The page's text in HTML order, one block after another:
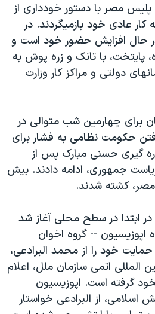
ایران
نوبل صلح
«سی‌پک»
پليس مصر با دستور خودداری از
کار عادی خود بازميگردند. در
حال افزايش حضور خود است و
پايتخت، با تانک و زره پوش به
دولتی و مراکز کار وزارت
برای چهارمين شب متوالی در
حکومت نظامی به فشار برای
گيری حسنی مبارک پس از
رياست جمهوری، ادامه دادند. بيش
مصر، کشته شدند.
ابتدا در سطح محلی آغاز شد
اپوزيسيون -- گروه اخوان
خود را از محمد البرادعی،
المللی اتمی سازمان ملل، اعلام
گرفته است. اپوزيسيون
از البرادعی خواستار